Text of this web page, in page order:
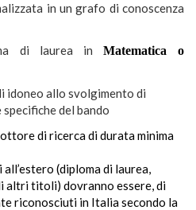
in un grafo di conoscenza
di laurea in Matematica o
idoneo allo svolgimento di
del bando
di ricerca di durata minima
(diploma di laurea,
altri titoli) dovranno essere, di
riconosciuti in Italia secondo la